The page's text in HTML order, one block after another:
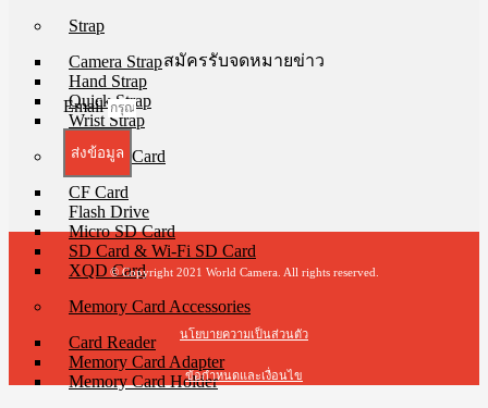
Strap
Camera Strap
Hand Strap
Quick Strap
Wrist Strap
Memory Card
CF Card
Flash Drive
Micro SD Card
SD Card & Wi-Fi SD Card
XQD Card
Memory Card Accessories
Card Reader
Memory Card Adapter
Memory Card Holder
สมัครรับจดหมายข่าว
Email
ส่งข้อมูล
© Copyright 2021 World Camera. All rights reserved.
นโยบายความเป็นส่วนตัว
ข้อกำหนดและเงื่อนไข